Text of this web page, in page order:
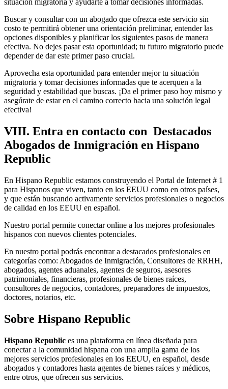
situación migratoria y ayudarte a tomar decisiones informadas.
Buscar y consultar con un abogado que ofrezca este servicio sin
costo te permitirá obtener una orientación preliminar, entender las
opciones disponibles y planificar los siguientes pasos de manera
efectiva. No dejes pasar esta oportunidad; tu futuro migratorio puede
depender de dar este primer paso crucial.
Aprovecha esta oportunidad para entender mejor tu situación
migratoria y tomar decisiones informadas que te acerquen a la
seguridad y estabilidad que buscas. ¡Da el primer paso hoy mismo y
asegúrate de estar en el camino correcto hacia una solución legal
efectiva!
VIII. Entra en contacto con Destacados
Abogados de Inmigración en Hispano
Republic
En Hispano Republic estamos construyendo el Portal de Internet # 1
para Hispanos que viven, tanto en los EEUU como en otros países,
y que están buscando activamente servicios profesionales o negocios
de calidad en los EEUU en español.
Nuestro portal permite conectar online a los mejores profesionales
hispanos con nuevos clientes potenciales.
En nuestro portal podrás encontrar a destacados profesionales en
categorías como: Abogados de Inmigración, Consultores de RRHH,
abogados, agentes aduanales, agentes de seguros, asesores
patrimoniales, financieras, profesionales de bienes raíces,
consultores de negocios, contadores, preparadores de impuestos,
doctores, notarios, etc.
Sobre Hispano Republic
Hispano Republic es una plataforma en línea diseñada para
conectar a la comunidad hispana con una amplia gama de los
mejores servicios profesionales en los EEUU, en español, desde
abogados y contadores hasta agentes de bienes raíces y médicos,
entre otros, que ofrecen sus servicios.